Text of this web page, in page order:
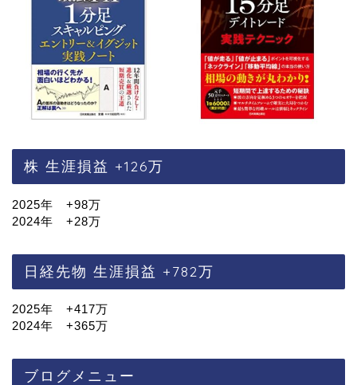
株 生涯損益 +126万
2025年 +98万
2024年 +28万
日経先物 生涯損益 +782万
2025年 +417万
2024年 +365万
ブログメニュー